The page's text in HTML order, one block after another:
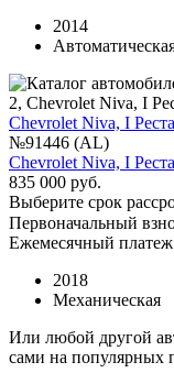
2014
Chevrolet Niva, I
№91446 (AL)
Chevrolet Niva, I
835 000 руб.
Выберите срок
Первоначальный
Ежемесячный
2018
Механическая
Или любой другой
сами на популярных